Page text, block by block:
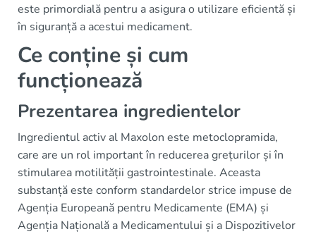
este primordială pentru a asigura o utilizare eficientă și
în siguranță a acestui medicament.
Ce conține și cum
funcționează
Prezentarea ingredientelor
Ingredientul activ al Maxolon este metoclopramida,
care are un rol important în reducerea grețurilor și în
stimularea motilității gastrointestinale. Aceasta
substanță este conform standardelor strice impuse de
Agenția Europeană pentru Medicamente (EMA) și
Agenția Națională a Medicamentului și a Dispozitivelor